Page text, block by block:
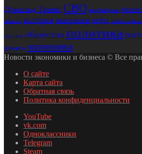
Дональд Трамп СВО азербайджан бизнес
власть история мигранты нефть новости
русском обществополитика
финансы экономика
Новости экономики и бизнеса © Все
О сайте
Карта сайта
Обратная связь
Политика конфиденциальности
YouTube
vk.com
Одноклассники
Telegram
Steam